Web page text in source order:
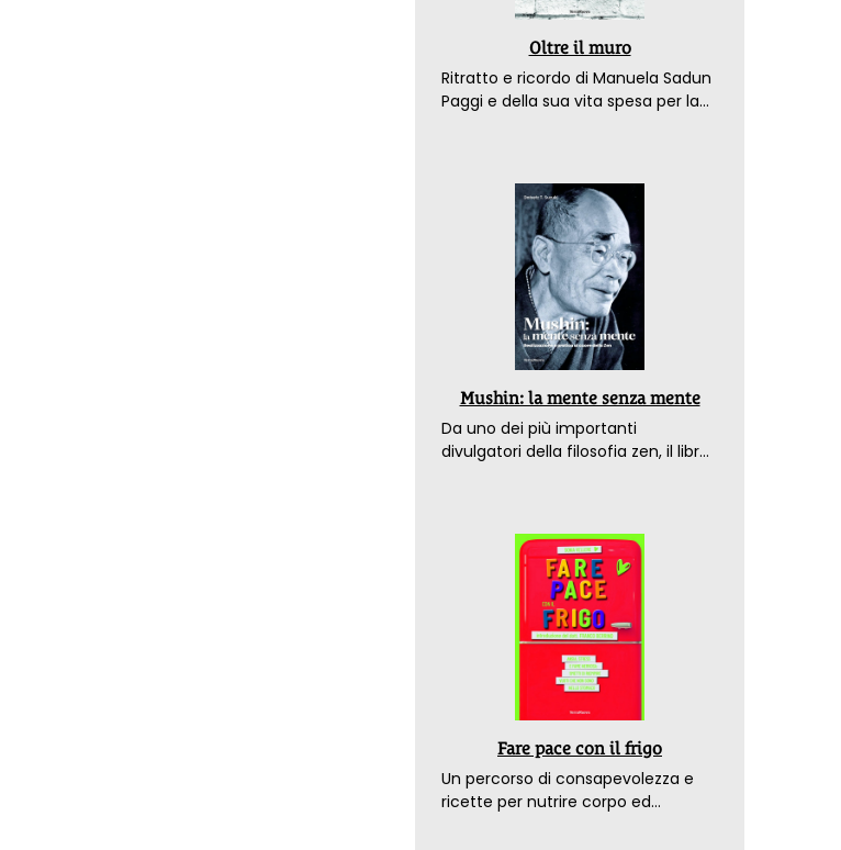
Oltre il muro
Ritratto e ricordo di Manuela Sadun
Paggi e della sua vita spesa per la
Mushin: la mente senza mente
Da uno dei più importanti
divulgatori della filosofia zen, il libro
Fare pace con il frigo
Un percorso di consapevolezza e
ricette per nutrire corpo ed